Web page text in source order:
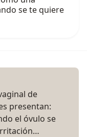
se te quiere
de
presentan:
el óvulo se